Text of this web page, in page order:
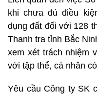
khi chưa đủ điều
dụng đất đối với 128
Thanh tra tỉnh Bắc
xem xét trách nhiệm
với tập thể, cá nhân
Yêu cầu Công ty SK